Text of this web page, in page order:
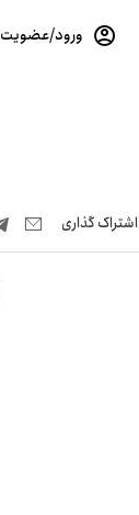
ورود/عضویت
اشتراک‌ گذاری